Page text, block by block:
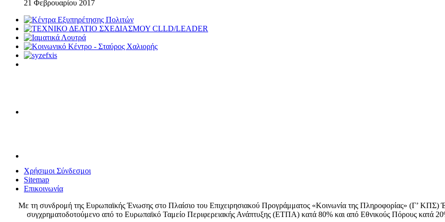
21 Φεβρουαρίου 2017
Χρήσιμοι Σύνδεσμοι
Sitemap
Επικοινωνία
Με τη συνδρομή της Ευρωπαϊκής Ένωσης στο Πλαίσιο του Επιχειρησιακού Προγράμματος «Κοινωνία της Πληροφορίας» (Γ’ ΚΠΣ)
συγχρηματοδοτούμενο από το Ευρωπαϊκό Ταμείο Περιφερειακής Ανάπτυξης (ΕΤΠΑ) κατά 80% και από Εθνικούς Πόρους κατά